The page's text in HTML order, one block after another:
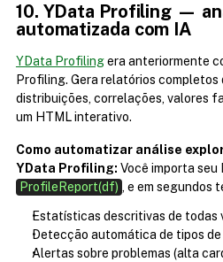
10. YData Profiling —
automatizada com IA
YData Profiling era anteriormente
Profiling. Gera relatórios
distribuições, correlações, valores
um HTML interativo.
Como automatizar análise
YData Profiling:
ProfileReport(df) , e em segundos
Estatísticas descritivas de todas
Detecção automática de tipos de
Alertas sobre problemas (alta